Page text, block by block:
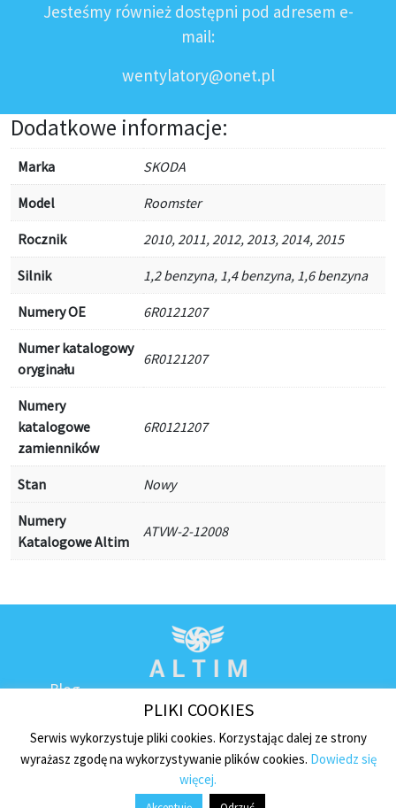
Jesteśmy również dostępni pod adresem e-
mail:
wentylatory@onet.pl
Dodatkowe informacje:
Marka SKODA
Model Roomster
Rocznik 2010, 2011, 2012, 2013, 2014, 2015
Silnik 1,2 benzyna, 1,4 benzyna, 1,6 benzyna
Numery OE 6R0121207
Numer katalogowy
oryginału
6R0121207
Numery
katalogowe
zamienników
6R0121207
Stan Nowy
Numery
Katalogowe Altim
ATVW-2-12008
Blog
Regulamin sklepu
Polityka prywatności
Płatności i dostawa
PLIKI COOKIES
Serwis wykorzystuje pliki cookies. Korzystając dalej ze strony
wyrażasz zgodę na wykorzystywanie plików cookies. Dowiedz się
więcej.